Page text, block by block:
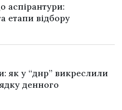
аспірантури:
етапи відбору
як у “днр” викреслили
денного